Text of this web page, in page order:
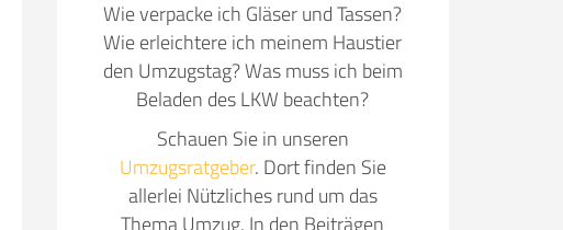
Wie verpacke ich Gläser und Tassen?
Wie erleichtere ich meinem Haustier
den Umzugstag? Was muss ich beim
Beladen des LKW beachten?
Schauen Sie in unseren
Umzugsratgeber. Dort finden Sie
allerlei Nützliches rund um das
Thema Umzug. In den Beiträgen